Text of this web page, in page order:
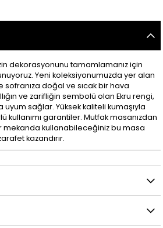
dekorasyonunu tamamlamanız için
Yeni koleksiyonumuzda yer alan
sofranıza doğal ve sıcak bir hava
ve zarifliğin sembolü olan Ekru rengi,
uyum sağlar. Yüksek kaliteli kumaşıyla
kullanımı garantiler. Mutfak masanızdan
mekanda kullanabileceğiniz bu masa
kazandırır.